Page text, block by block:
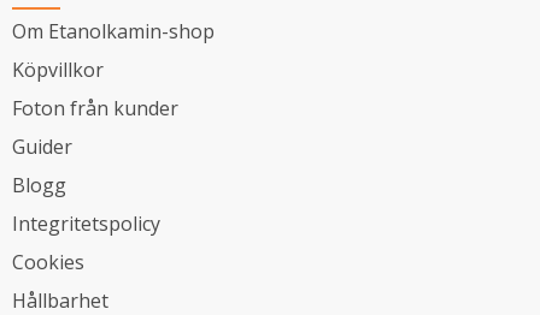
Om Etanolkamin-shop
Köpvillkor
Foton från kunder
Guider
Blogg
Integritetspolicy
Cookies
Hållbarhet